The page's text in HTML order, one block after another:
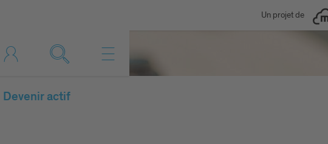
Un projet de
Devenir actif